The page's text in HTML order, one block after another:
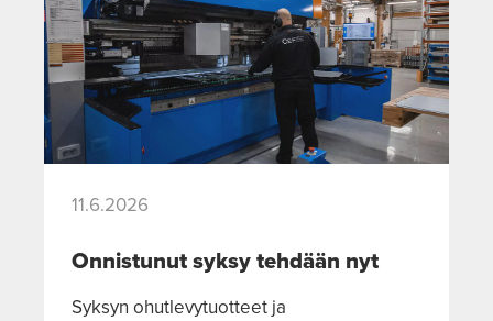
11.6.2026
Onnistunut syksy tehdään nyt
Syksyn ohutlevytuotteet ja